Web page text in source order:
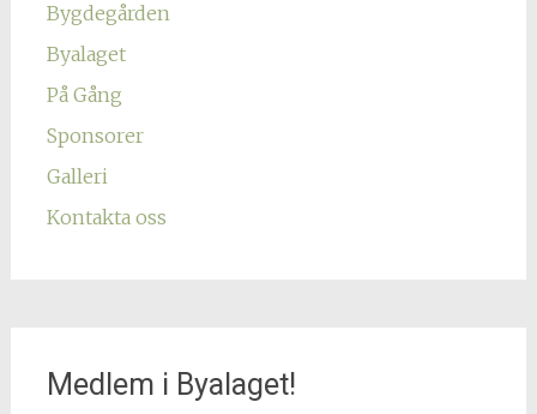
Bygdegården
Byalaget
På Gång
Sponsorer
Galleri
Kontakta oss
Medlem i Byalaget!